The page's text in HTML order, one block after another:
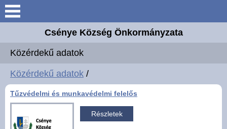
Keresés
Elérhetőségek
Önkormányzat
Közös Hivatal
Csénye Község Önkormányzata
Közérdekű adatok
Közérdekű adatok /
Tűzvédelmi és munkavédelmi felelős
Részletek